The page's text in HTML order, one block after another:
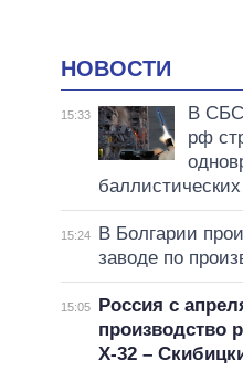
НОВОСТИ
15:33
В
рф
15:24
В Болгарии
заводе по
15:05
Россия с
производство
Х-32 –